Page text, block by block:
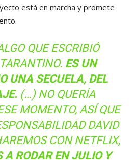
está en marcha y promete
QUE ESCRIBIÓ
ES UN
UNA SECUELA, DEL
(…) NO QUERÍA
MOMENTO, ASÍ QUE
DAVID
CON NETFLIX,
A RODAR EN JULIO Y